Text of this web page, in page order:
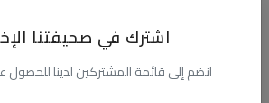
اشترك في صحيفتنا
انضم إلى قائمة المشتركين لدينا للحصول